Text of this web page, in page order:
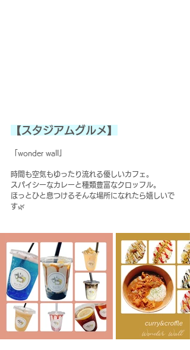
【スタジアムグルメ】
「wonder wall」
時間も空気もゆったり流れる優しいカフェ。
スパイシーなカレーと種類豊富なクロッフル。
ほっとひと息つけるそんな場所になれたら嬉しいで
す🌿